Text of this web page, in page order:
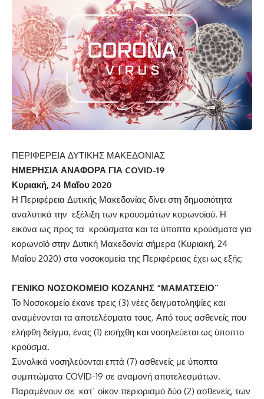
ΠΕΡΙΦΕΡΕΙΑ ΔΥΤΙΚΗΣ ΜΑΚΕΔΟΝΙΑΣ
ΗΜΕΡΗΣΙΑ ΑΝΑΦΟΡΑ ΓΙΑ COVID-19
Κυριακή, 24 Μαΐου 2020
Η Περιφέρεια Δυτικής Μακεδονίας δίνει στη δημοσιότητα
αναλυτικά την εξέλιξη των κρουσμάτων κορωνοϊού. Η
εικόνα ως προς τα κρούσματα και τα ύποπτα κρούσματα για
κορωνοϊό στην Δυτική Μακεδονία σήμερα (Κυριακή, 24
Μαΐου 2020) στα νοσοκομεία της Περιφέρειας έχει ως εξής:
ΓΕΝΙΚΟ ΝΟΣΟΚΟΜΕΙΟ ΚΟΖΑΝΗΣ “ΜΑΜΑΤΣΕΙΟ¨
Το Νοσοκομείο έκανε τρεις (3) νέες δειγματοληψίες και
αναμένονται τα αποτελέσματα τους. Από τους ασθενείς που
ελήφθη δείγμα, ένας (1) εισήχθη και νοσηλεύεται ως ύποπτο
κρούσμα.
Συνολικά νοσηλεύονται επτά (7) ασθενείς με ύποπτα
συμπτώματα COVID-19 σε αναμονή αποτελεσμάτων.
Παραμένουν σε κατ΄ οίκον περιορισμό δύο (2) ασθενείς, των